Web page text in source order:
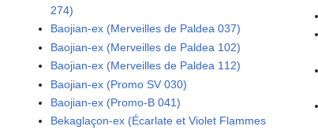
274)
Baojian-ex (Merveilles de Paldea 037)
Baojian-ex (Merveilles de Paldea 102)
Baojian-ex (Merveilles de Paldea 112)
Baojian-ex (Promo SV 030)
Baojian-ex (Promo-B 041)
Bekaglaçon-ex (Écarlate et Violet Flammes